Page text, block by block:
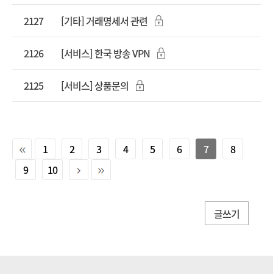
2127 [기타] 거래명세서 관련
2126 [서비스] 한국 방송 VPN
2125 [서비스] 상품문의
1 2 3 4 5 6 7
8
9
10
글쓰기